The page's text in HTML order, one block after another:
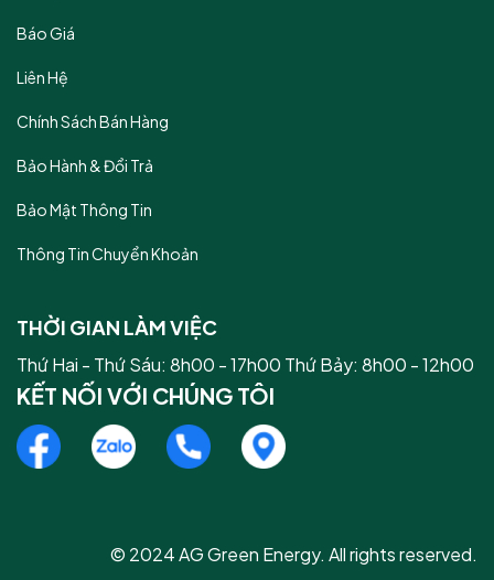
Báo Giá
Liên Hệ
Chính Sách Bán Hàng
Bảo Hành & Đổi Trả
Bảo Mật Thông Tin
Thông Tin Chuyển Khoản
THỜI GIAN LÀM VIỆC
Thứ Hai - Thứ Sáu: 8h00 - 17h00 Thứ Bảy: 8h00 - 12h00
KẾT NỐI VỚI CHÚNG TÔI
© 2024 AG Green Energy. All rights reserved.